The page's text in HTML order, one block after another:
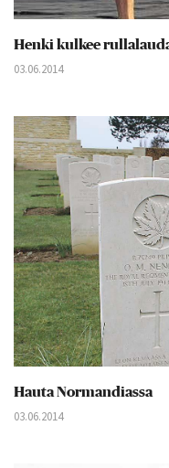
Henki kulkee
03.06.2014
Hauta Normandiassa
03.06.2014